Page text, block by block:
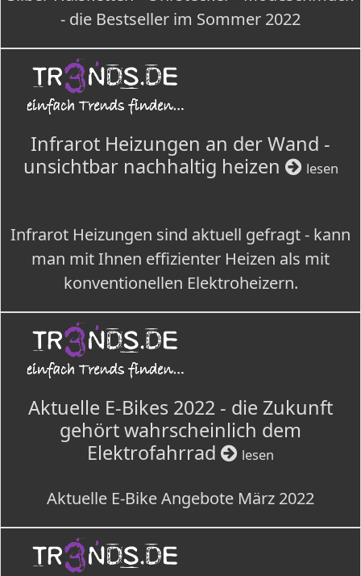
- die Bestseller im Sommer 2022
Infrarot Heizungen an der Wand -
unsichtbar nachhaltig heizen
lesen
Infrarot Heizungen sind aktuell gefragt - kann
man mit Ihnen effizienter Heizen als mit
konventionellen Elektroheizern.
Aktuelle E-Bikes 2022 - die Zukunft
gehört wahrscheinlich dem
Elektrofahrrad
lesen
Aktuelle E-Bike Angebote März 2022